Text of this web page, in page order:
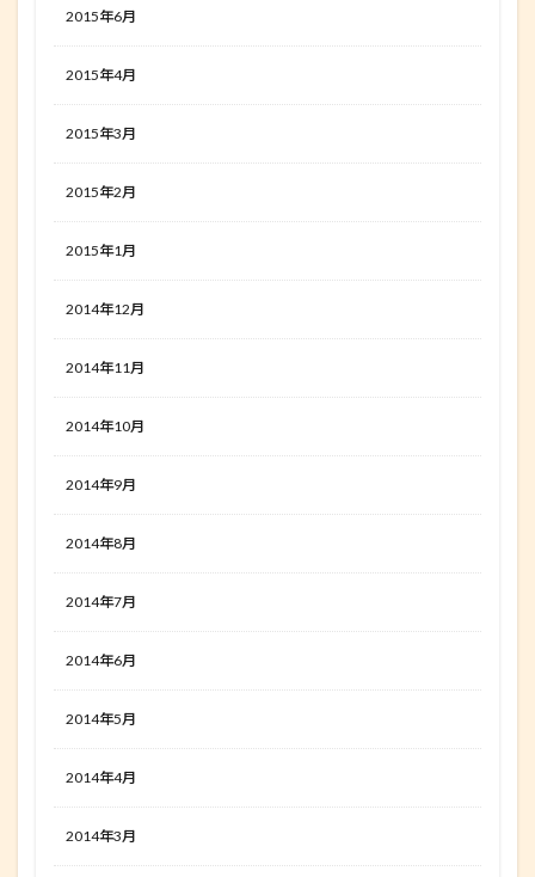
2015年6月
2015年4月
2015年3月
2015年2月
2015年1月
2014年12月
2014年11月
2014年10月
2014年9月
2014年8月
2014年7月
2014年6月
2014年5月
2014年4月
2014年3月